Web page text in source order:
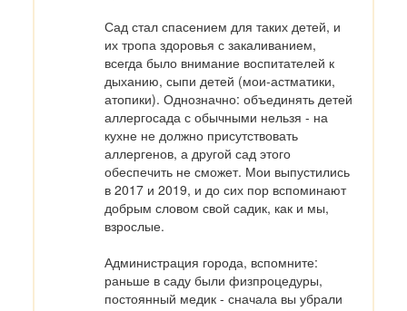
Сад стал спасением для таких детей, и
их тропа здоровья с закаливанием,
всегда было внимание воспитателей к
дыханию, сыпи детей (мои-астматики,
атопики). Однозначно: объединять детей
аллергосада с обычными нельзя - на
кухне не должно присутствовать
аллергенов, а другой сад этого
обеспечить не сможет. Мои выпустились
в 2017 и 2019, и до сих пор вспоминают
добрым словом свой садик, как и мы,
взрослые.
Администрация города, вспомните:
раньше в саду были физпроцедуры,
постоянный медик - сначала вы убрали